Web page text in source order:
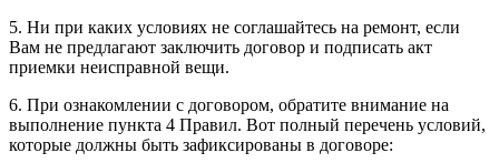
5. Ни при каких условиях не соглашайтесь на ремонт, если
Вам не предлагают заключить договор и подписать акт
приемки неисправной вещи.
6. При ознакомлении с договором, обратите внимание на
выполнение пункта 4 Правил. Вот полный перечень условий,
которые должны быть зафиксированы в договоре: